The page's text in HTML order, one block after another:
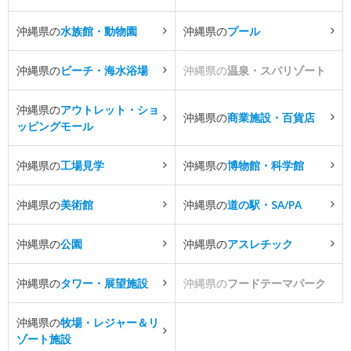
沖縄県の水族館・動物園 沖縄県のプール
沖縄県のビーチ・海水浴場 沖縄県の温泉・スパリゾート
沖縄県のアウトレット・ショ
ッピングモール
沖縄県の商業施設・百貨店
沖縄県の工場見学 沖縄県の博物館・科学館
沖縄県の美術館 沖縄県の道の駅・SA/PA
沖縄県の公園 沖縄県のアスレチック
沖縄県のタワー・展望施設 沖縄県のフードテーマパーク
沖縄県の牧場・レジャー＆リ
ゾート施設